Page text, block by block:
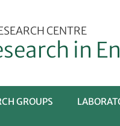
CENTRE
in
GROUPS